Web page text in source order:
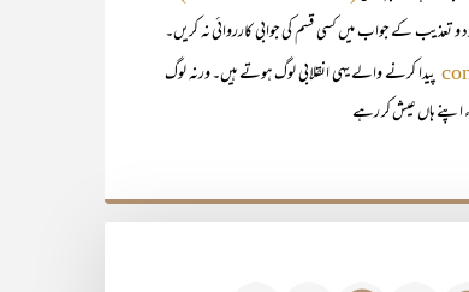
تعذیب کے جواب میں کسی قسم کی جوابی کارروائی نہ کریں۔
پیدا کرنے والے یہی انقلابی لوگ ہوتے ہیں۔ ورنہ لوگ
اپنے ہاں عیش کر رہے